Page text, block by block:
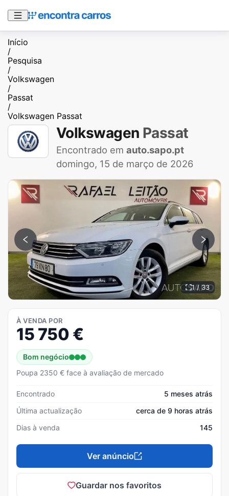
Início
/
Pesquisa
/
Volkswagen
/
Passat
/
Volkswagen Passat
Volkswagen Passat
Encontrado em auto.sapo.pt
domingo, 15 de março de 2026
1 / 33
À VENDA POR
15 750 €
Bom negócio
Poupa 2350 € face à avaliação de mercado
Encontrado
5 meses atrás
Última actualização
cerca de 9 horas atrás
Dias à venda
145
Ver anúncio
Guardar nos favoritos